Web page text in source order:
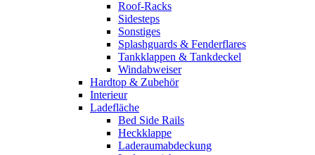
Roof-Racks
Sidesteps
Sonstiges
Splashguards & Fenderflares
Tankklappen & Tankdeckel
Windabweiser
Hardtop & Zubehör
Interieur
Ladefläche
Bed Side Rails
Heckklappe
Laderaumabdeckung